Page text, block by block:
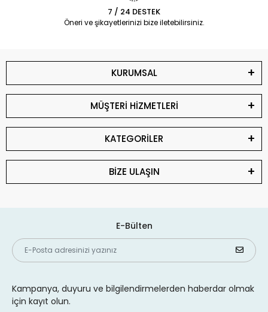
7 / 24 DESTEK
Öneri ve şikayetlerinizi bize iletebilirsiniz.
KURUMSAL
MÜŞTERİ HİZMETLERİ
KATEGORİLER
BİZE ULAŞIN
E-Bülten
Kampanya, duyuru ve bilgilendirmelerden haberdar olmak
için kayıt olun.